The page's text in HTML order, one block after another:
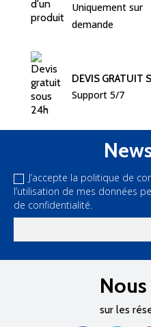
Uniquement sur
demande
DEVIS GRATUIT
Support 5/7
J’accepte la politique de
l’utilisation de mes données
de confidentialité.
sur les